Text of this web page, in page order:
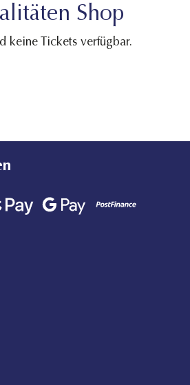
Shop
keine Tickets verfügbar.